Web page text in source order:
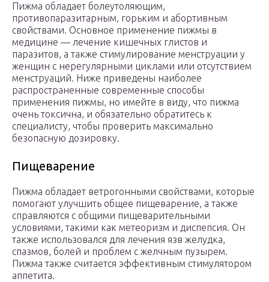
Пижма обладает болеутоляющим,
противопаразитарным, горьким и абортивным
свойствами. Основное применение пижмы в
медицине — лечение кишечных глистов и
паразитов, а также стимулирование менструации у
женщин с нерегулярными циклами или отсутствием
менструаций. Ниже приведены наиболее
распространенные современные способы
применения пижмы, но имейте в виду, что пижма
очень токсична, и обязательно обратитесь к
специалисту, чтобы проверить максимально
безопасную дозировку.
Пищеварение
Пижма обладает ветрогонными свойствами, которые
помогают улучшить общее пищеварение, а также
справляются с общими пищеварительными
условиями, такими как метеоризм и диспепсия. Он
также использовался для лечения язв желудка,
спазмов, болей и проблем с желчным пузырем.
Пижма также считается эффективным стимулятором
аппетита.